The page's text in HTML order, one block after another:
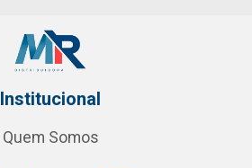
Institucional
Quem Somos